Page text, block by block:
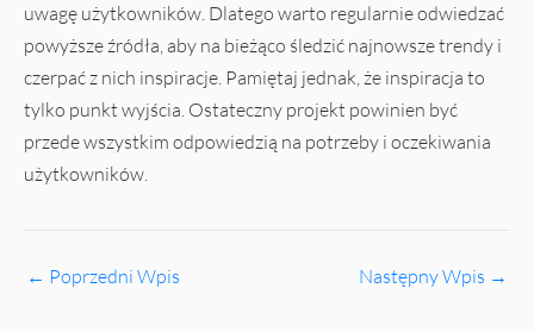
uwagę użytkowników. Dlatego warto regularnie odwiedzać
powyższe źródła, aby na bieżąco śledzić najnowsze trendy i
czerpać z nich inspiracje. Pamiętaj jednak, że inspiracja to
tylko punkt wyjścia. Ostateczny projekt powinien być
przede wszystkim odpowiedzią na potrzeby i oczekiwania
użytkowników.
← Poprzedni Wpis Następny Wpis →